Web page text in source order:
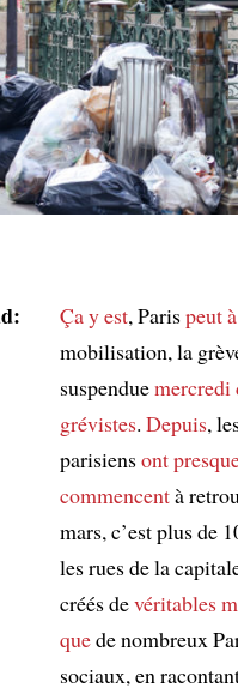
Ça y est, Parispeut
mobilisation, la
suspenduemercredi
grévistes. Depuis,
parisiensont
commencentà
mars, c’est plus de
les rues de la
créés devéritables
quede nombreux
sociaux, en